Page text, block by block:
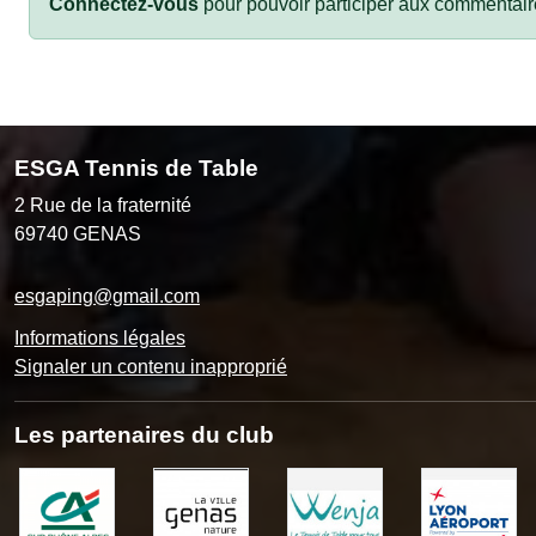
ESGA Tennis de Table
2 Rue de la fraternité
69740 GENAS
esgaping@gmail.com
Informations légales
Signaler un contenu inapproprié
Les partenaires du club